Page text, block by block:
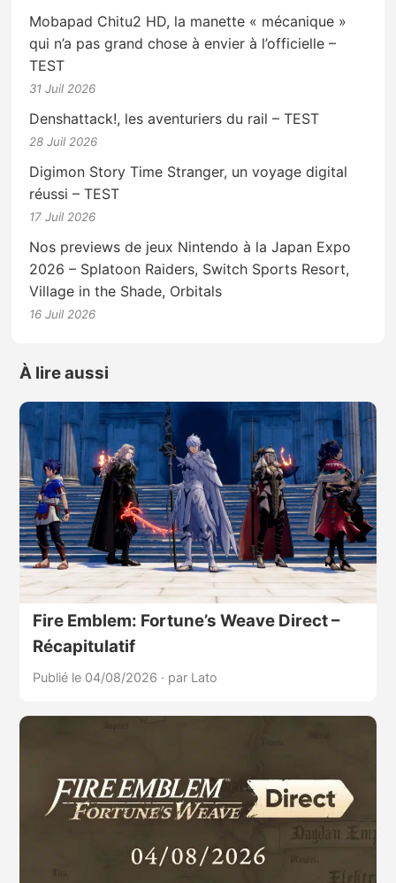
Mobapad Chitu2 HD, la manette « mécanique »
qui n’a pas grand chose à envier à l’officielle –
TEST
31 Juil 2026
Denshattack!, les aventuriers du rail – TEST
28 Juil 2026
Digimon Story Time Stranger, un voyage digital
réussi – TEST
17 Juil 2026
Nos previews de jeux Nintendo à la Japan Expo
2026 – Splatoon Raiders, Switch Sports Resort,
Village in the Shade, Orbitals
16 Juil 2026
À lire aussi
Fire Emblem: Fortune’s Weave Direct –
Récapitulatif
Publié le 04/08/2026 · par Lato